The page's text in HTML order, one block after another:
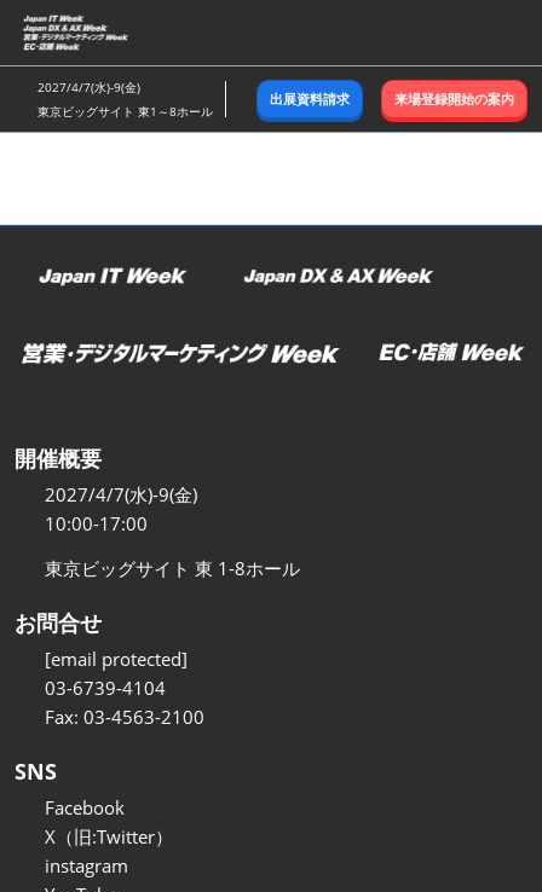
ス
キ
ッ
し
む
2027/4/7(水)-9(金)
東京ビッグサイト 東1～8ホール
出展資料請求 来場登録開始の案内
開催概要
2027/4/7(水)-9(金)
10:00-17:00
東京ビッグサイト 東 1-8ホール
お問合せ
[email protected]
03-6739-4104
Fax: 03-4563-2100
SNS
Facebook
X（旧:Twitter）
instagram